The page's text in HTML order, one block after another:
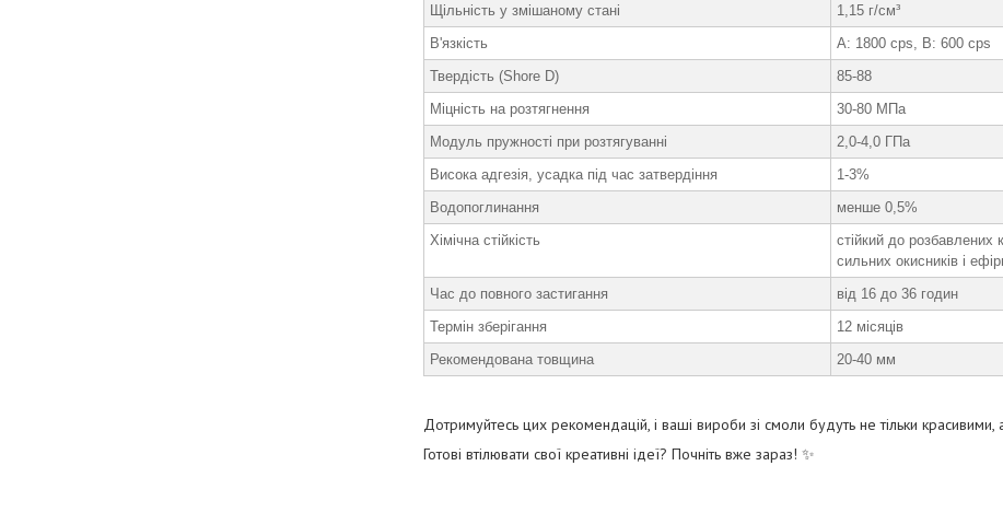
Щільність у змішаному стані
1,15 г/см³
В'язкість
A: 1800 cps, B: 600 cps
Твердість (Shore D)
85-88
Міцність на розтягнення
30-80 МПа
Модуль пружності при розтягуванні
2,0-4,0 ГПа
Висока адгезія, усадка під час затвердіння
1-3%
Водопоглинання
менше 0,5%
Хімічна стійкість
стійкий до розбавлених
сильних окисників і
Час до повного застигання
від 16 до 36 годин
Термін зберігання
12 місяців
Рекомендована товщина
20-40 мм
Дотримуйтесь цих рекомендацій, і ваші вироби зі смоли будуть не тільки красивими,
Готові втілювати свої креативні ідеї? Почніть вже зараз! ✨